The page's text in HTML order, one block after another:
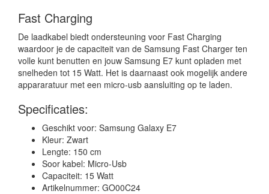
Fast Charging
De laadkabel biedt ondersteuning voor Fast Charging
waardoor je de capaciteit van de Samsung Fast Charger ten
volle kunt benutten en jouw Samsung E7 kunt opladen met
snelheden tot 15 Watt. Het is daarnaast ook mogelijk andere
appararatuur met een micro-usb aansluiting op te laden.
Specificaties:
Geschikt voor: Samsung Galaxy E7
Kleur: Zwart
Lengte: 150 cm
Soor kabel: Micro-Usb
Capaciteit: 15 Watt
Artikelnummer: GO00C24